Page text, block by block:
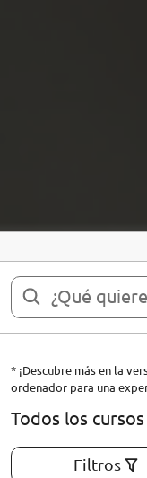
* ¡Descubre más en la
ordenador para una
Todos los
Filtros